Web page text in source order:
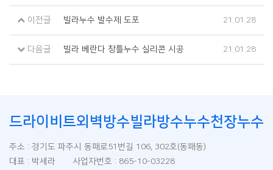
이전글 빌라누수 발수제 도포 21.01.28
다음글 빌라 베란다 창틀누수 실리콘 시공 21.01.28
드라이비트외벽방수빌라방수누수천장누수
주소 : 경기도 파주시 동패로51번길 106, 302호(동패동)
대표 : 박세라 사업자번호 : 865-10-03228